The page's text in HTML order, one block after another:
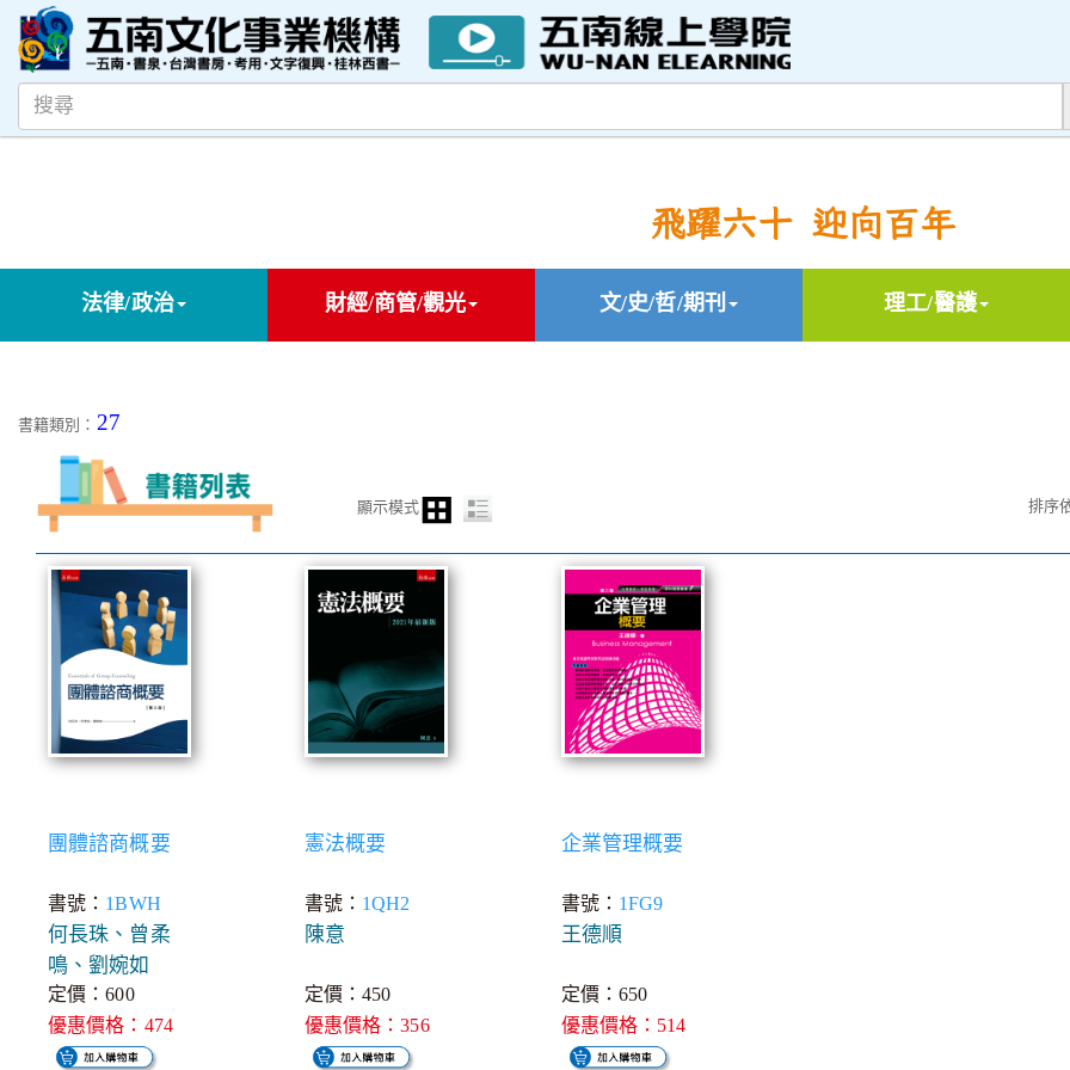
飛躍六十 迎向百年
法律/政治 財經/商管/觀光 文/史/哲/期刊 理工/醫護
書籍類別： 27
顯示模式 排序
團體諮商概要
書號： 1BWH
何長珠、曾柔
鳴、劉婉如
定價：600
優惠價格：474
憲法概要
書號： 1QH2
陳意
定價：450
優惠價格：356
企業管理概要
書號： 1FG9
王德順
定價：650
優惠價格：514